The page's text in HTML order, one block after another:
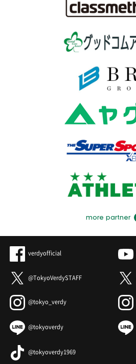
more partner
verdyofficial
@TokyoVerdySTAFF
@tokyo_verdy
@tokyoverdy
@tokyoverdy1969